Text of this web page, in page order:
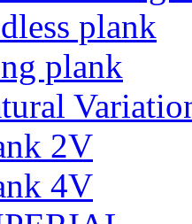
plank
plank
2V
4V